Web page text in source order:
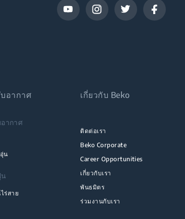
อากาศ
ากาศ
น
น
ร่สาย
เกี่ยวกับ Beko
ติดต่อเรา
Beko Corporate
Career Opportunities
เกี่ยวกับเรา
พันธมิตร
ร่วมงานกับเรา